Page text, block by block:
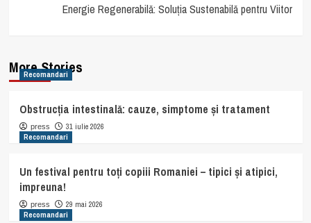
Energie Regenerabilă: Soluția Sustenabilă pentru Viitor
More Stories
Recomandari
Obstrucția intestinală: cauze, simptome și tratament
press
31 iulie 2026
Recomandari
Un festival pentru toți copiii Romaniei – tipici și atipici,
impreuna!
press
29 mai 2026
Recomandari